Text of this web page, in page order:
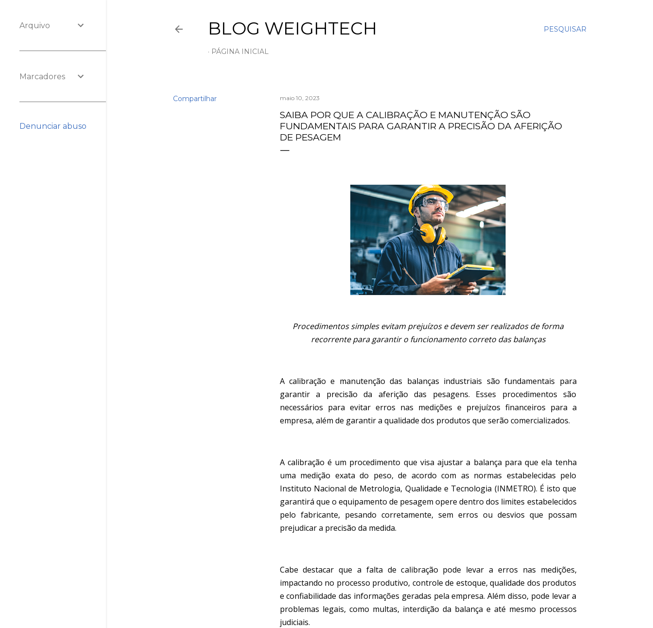
PESQUISAR
BLOG WEIGHTECH
PÁGINA INICIAL
Compartilhar maio 10, 2023
SAIBA POR QUE A CALIBRAÇÃO E MANUTENÇÃO SÃO
FUNDAMENTAIS PARA GARANTIR A PRECISÃO DA AFERIÇÃO
DE PESAGEM
Procedimentos simples evitam prejuízos e devem ser realizados de forma
recorrente para garantir o funcionamento correto das balanças
A calibração e manutenção das balanças industriais são fundamentais para
garantir a precisão da aferição das pesagens. Esses procedimentos são
necessários para evitar erros nas medições e prejuízos financeiros para a
empresa, além de garantir a qualidade dos produtos que serão comercializados.
A calibração é um procedimento que visa ajustar a balança para que ela tenha
uma medição exata do peso, de acordo com as normas estabelecidas pelo
Instituto Nacional de Metrologia, Qualidade e Tecnologia (INMETRO). É isto que
garantirá que o equipamento de pesagem opere dentro dos limites estabelecidos
pelo fabricante, pesando corretamente, sem erros ou desvios que possam
prejudicar a precisão da medida.
Cabe destacar que a falta de calibração pode levar a erros nas medições,
impactando no processo produtivo, controle de estoque, qualidade dos produtos
e confiabilidade das informações geradas pela empresa. Além disso, pode levar a
problemas legais, como multas, interdição da balança e até mesmo processos
judiciais.
Arquivo
Marcadores
Denunciar abuso